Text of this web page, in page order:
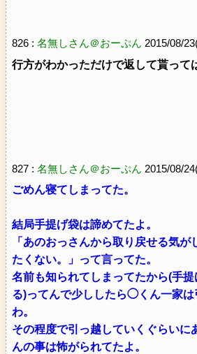
826 : 名無しさん＠おーぷん 2015/08/
行方がわかっただけで返して貰って
827 : 名無しさん＠おーぷん 2015/08/
ごめん寝てしまってた。
結局手提げ袋は諦めてたよ。
「あのおっさんから取り戻せる気が
たくない。」って言ってた。
名前も知られてしまってたから(手
る)ってんで少ししたら◯くん一家は
わ。
その程度で引っ越していくぐらいに
んの事は怖がられてたよ。